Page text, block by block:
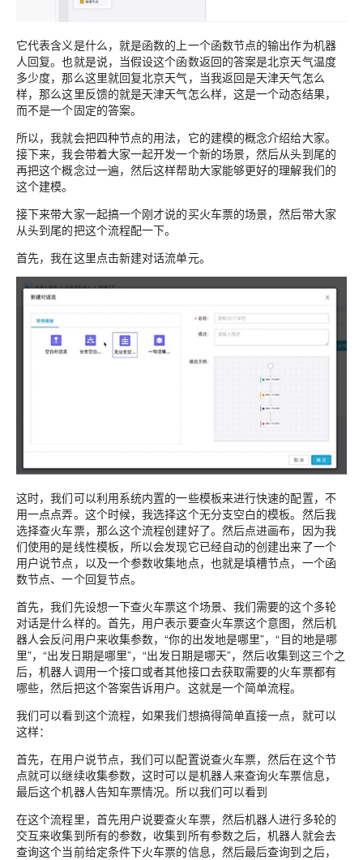
它代表含义是什么，就是函数的上一个函数节点的输出作为机器
人回复。也就是说，当假设这个函数返回的答案是北京天气温度
多少度，那么这里就回复北京天气，当我返回是天津天气怎么
样，那么这里反馈的就是天津天气怎么样，这是一个动态结果，
而不是一个固定的答案。
所以，我就会把四种节点的用法，它的建模的概念介绍给大家。
接下来，我会带着大家一起开发一个新的场景，然后从头到尾的
再把这个概念过一遍，然后这样帮助大家能够更好的理解我们的
这个建模。
接下来带大家一起搞一个刚才说的买火车票的场景，然后带大家
从头到尾的把这个流程配一下。
首先，我在这里点击新建对话流单元。
这时，我们可以利用系统内置的一些模板来进行快速的配置，不
用一点点弄。这个时候，我选择这个无分支空白的模板。然后我
选择查火车票，那么这个流程创建好了。然后点进画布，因为我
们使用的是线性模板，所以会发现它已经自动的创建出来了一个
用户说节点，以及一个参数收集地点，也就是填槽节点，一个函
数节点、一个回复节点。
首先，我们先设想一下查火车票这个场景、我们需要的这个多轮
对话是什么样的。首先，用户表示要查火车票这个意图，然后机
器人会反问用户来收集参数，“你的出发地是哪里”，“目的地是哪
里”，“出发日期是哪里”，“出发日期是哪天”，然后收集到这三个之
后，机器人调用一个接口或者其他接口去获取需要的火车票都有
哪些，然后把这个答案告诉用户。这就是一个简单流程。
我们可以看到这个流程，如果我们想搞得简单直接一点，就可以
这样：
首先，在用户说节点，我们可以配置说查火车票，然后在这个节
点就可以继续收集参数，这时可以是机器人来查询火车票信息，
最后这个机器人告知车票情况。所以我们可以看到
在这个流程里，首先用户说要查火车票，然后机器人进行多轮的
交互来收集到所有的参数，收集到所有参数之后，机器人就会去
查询这个当前给定条件下火车票的信息，然后最后查询到之后，